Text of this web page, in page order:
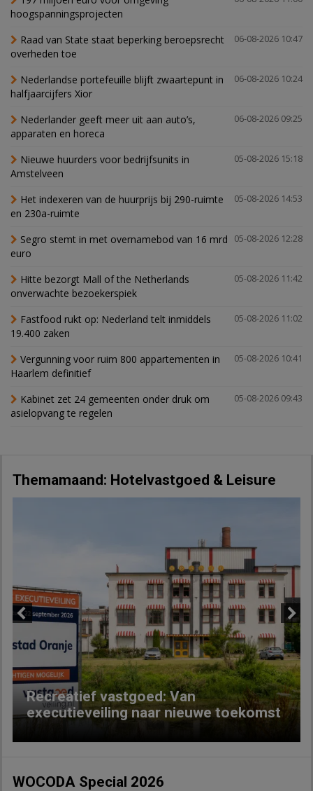
hoogspanningsprojecten
06-08-2026 10:47
Raad van State staat beperking beroepsrecht
overheden toe
06-08-2026 10:24
Nederlandse portefeuille blijft zwaartepunt in
halfjaarcijfers Xior
06-08-2026 09:25
Nederlander geeft meer uit aan auto’s,
apparaten en horeca
05-08-2026 15:18
Nieuwe huurders voor bedrijfsunits in
Amstelveen
05-08-2026 14:53
Het indexeren van de huurprijs bij 290-ruimte
en 230a-ruimte
05-08-2026 12:28
Segro stemt in met overnamebod van 16 mrd
euro
05-08-2026 11:42
Hitte bezorgt Mall of the Netherlands
onverwachte bezoekerspiek
05-08-2026 11:02
Fastfood rukt op: Nederland telt inmiddels
19.400 zaken
05-08-2026 10:41
Vergunning voor ruim 800 appartementen in
Haarlem definitief
05-08-2026 09:43
Kabinet zet 24 gemeenten onder druk om
asielopvang te regelen
Themamaand: Hotelvastgoed & Leisure
Recreatief vastgoed: Van
executieveiling naar nieuwe toekomst
Next
WOCODA Special 2026